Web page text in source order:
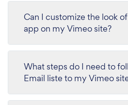
Can I customize the look
app on my Vimeo site?
What steps do I need to
Email liste to my Vimeo